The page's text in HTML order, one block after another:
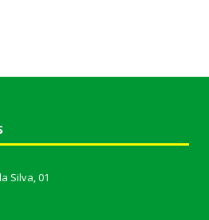
Silva, 01